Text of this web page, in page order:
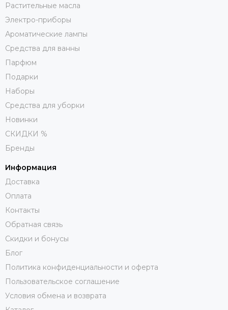
Растительные масла
Электро-приборы
Ароматические лампы
Средства для ванны
Парфюм
Подарки
Наборы
Средства для уборки
Новинки
СКИДКИ %
Бренды
Информация
Доставка
Оплата
Контакты
Обратная связь
Скидки и бонусы
Блог
Политика конфиденциальности и оферта
Пользовательское соглашение
Условия обмена и возврата